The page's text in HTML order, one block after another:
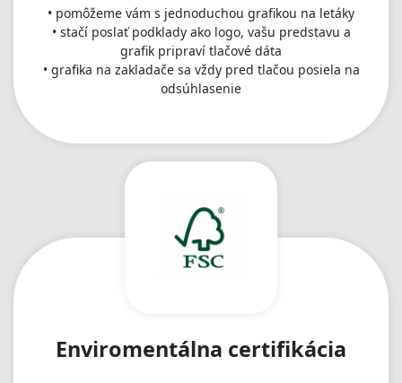
• pomôžeme vám s jednoduchou grafikou na letáky
• stačí poslať podklady ako logo, vašu predstavu a
grafik pripraví tlačové dáta
• grafika na zakladače sa vždy pred tlačou posiela na
odsúhlasenie
Enviromentálna certifikácia